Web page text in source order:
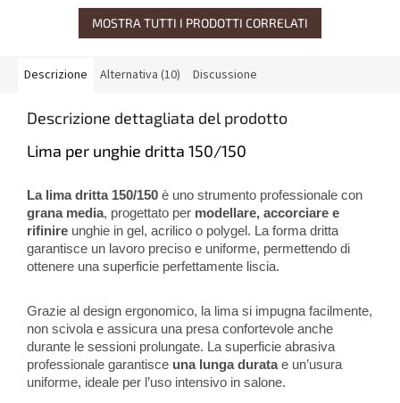
MOSTRA TUTTI I PRODOTTI CORRELATI
Descrizione Alternativa (10) Discussione
Descrizione dettagliata del prodotto
Lima per unghie dritta 150/150
La lima dritta 150/150 è uno strumento professionale con
grana media, progettato per modellare, accorciare e
rifinire unghie in gel, acrilico o polygel. La forma dritta
garantisce un lavoro preciso e uniforme, permettendo di
ottenere una superficie perfettamente liscia.
Grazie al design ergonomico, la lima si impugna facilmente,
non scivola e assicura una presa confortevole anche
durante le sessioni prolungate. La superficie abrasiva
professionale garantisce una lunga duratae un’usura
uniforme, ideale per l’uso intensivo in salone.